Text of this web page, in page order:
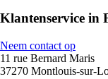
Klantenservice in
Neem contact op
11 rue Bernard Maris
37270 Montlouis-sur-